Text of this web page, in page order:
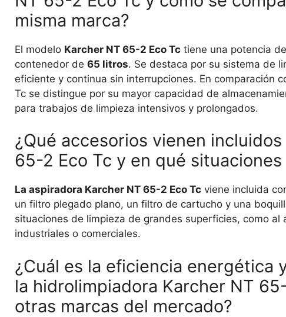
misma marca?
El modelo Karcher NT 65-2 Eco Tc tiene una potencia de
contenedor de 65 litros. Se destaca por su sistema de
eficiente y continua sin interrupciones. En comparación
Tc se distingue por su mayor capacidad de
para trabajos de limpieza intensivos y prolongados.
¿Qué accesorios vienen
65-2 Eco Tc y en qué
La aspiradora Karcher NT 65-2 Eco Tc viene incluida
un filtro plegado plano, un filtro de cartucho y una
situaciones de limpieza de grandes superficies, como
industriales o comerciales.
¿Cuál es la eficiencia energética
la hidrolimpiadora Karcher NT
otras marcas del mercado?